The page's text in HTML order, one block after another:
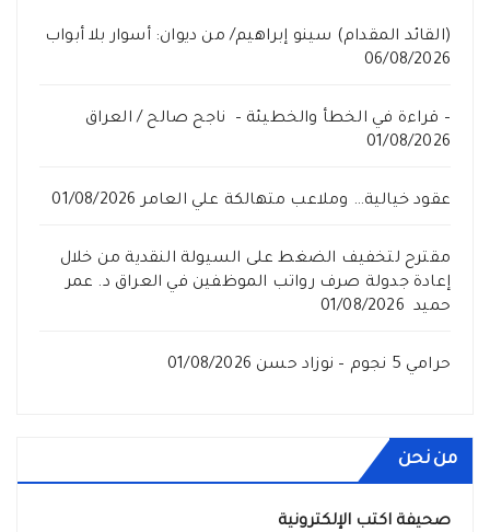
(القائد المقدام) سينو إبراهيم/ من ديوان: أسوار بلا أبواب
06/08/2026
– قراءة في الخطأ والخطيئة – ناجح صالح / العراق
01/08/2026
عقود خيالية… وملاعب متهالكة علي العامر 01/08/2026
مقترح لتخفيف الضغط على السيولة النقدية من خلال
إعادة جدولة صرف رواتب الموظفين في العراق د. عمر
حميد 01/08/2026
حرامي 5 نجوم – نوزاد حسن 01/08/2026
من نحن
صحيفة اكتب الإلكترونية